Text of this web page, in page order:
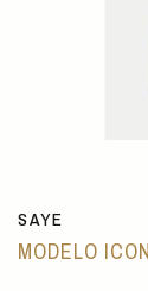
SAYE
MODELO